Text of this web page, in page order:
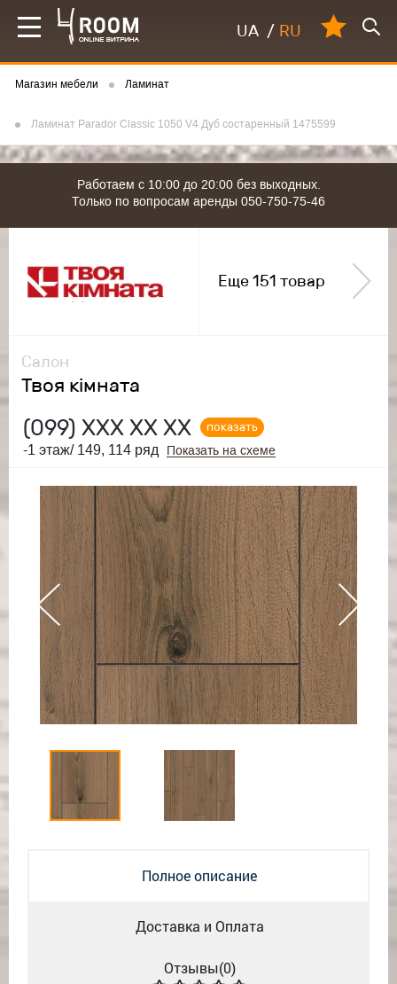
UA / RU
Магазин мебели Ламинат
Ламинат Parador Classic 1050 V4 Дуб состаренный 1475599
Работаем с 10:00 до 20:00 без выходных.
Только по вопросам аренды 050-750-75-46
Салон
Твоя кімната
(099) ХХХ ХХ ХХ
показать
-1 этаж/ 149, 114 ряд
Показать на схеме
Еще 151 товар
Полное описание
Доставка и Оплата
Отзывы(0)